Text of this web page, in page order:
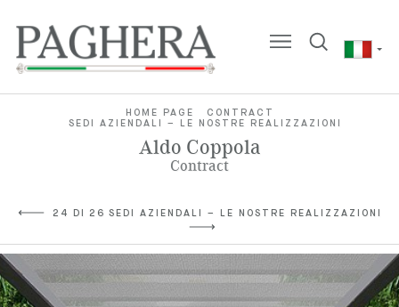
HOME PAGE
CONTRACT
SEDI AZIENDALI – LE NOSTRE REALIZZAZIONI
Aldo Coppola
Contract
24 DI 26 SEDI AZIENDALI – LE NOSTRE REALIZZAZIONI